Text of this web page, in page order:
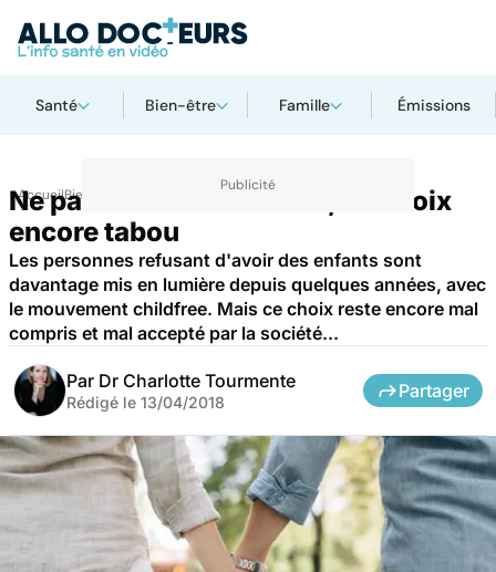
Santé Bien-être Famille Émissions
AccueilBien-être
Ne pas vouloir d'enfants, un choix
encore tabou
Les personnes refusant d'avoir des enfants sont
davantage mis en lumière depuis quelques années, avec
le mouvement childfree. Mais ce choix reste encore mal
compris et mal accepté par la société...
Par Dr Charlotte Tourmente
Rédigé le 13/04/2018
Partager